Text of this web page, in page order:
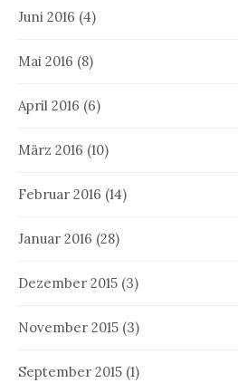
Juni 2016 (4)
Mai 2016 (8)
April 2016 (6)
März 2016 (10)
Februar 2016 (14)
Januar 2016 (28)
Dezember 2015 (3)
November 2015 (3)
September 2015 (1)